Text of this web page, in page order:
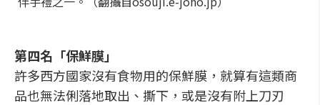
第四名「保鮮膜」
許多西方國家沒有食物用的保鮮膜，就算有這類商
品也無法俐落地取出、撕下，或是沒有附上刀刃